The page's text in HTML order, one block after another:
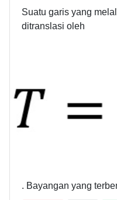
Suatu garis yang
ditranslasi oleh
. Bayangan yang